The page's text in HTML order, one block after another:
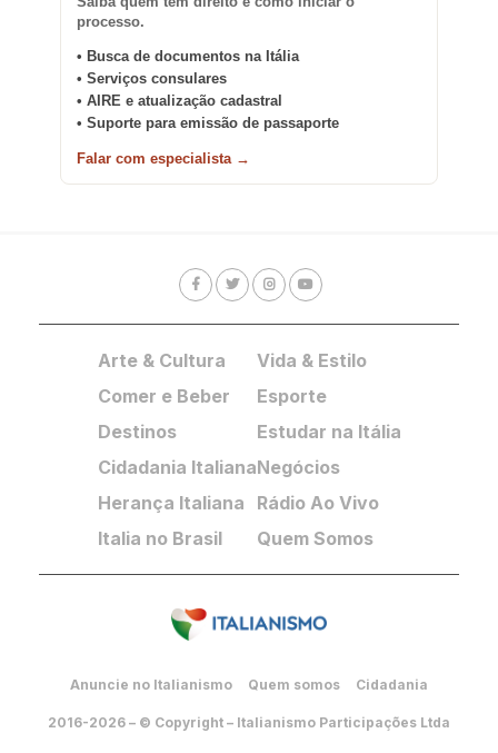
processo.
• Busca de documentos na Itália
• Serviços consulares
• AIRE e atualização cadastral
• Suporte para emissão de passaporte
Falar com especialista →
Arte & Cultura
Comer e Beber
Destinos
Cidadania Italiana
Herança Italiana
Italia no Brasil
Vida & Estilo
Esporte
Estudar na Itália
Negócios
Rádio Ao Vivo
Quem Somos
Anuncie no Italianismo Quem somos Cidadania
2016-2026 – © Copyright – Italianismo Participações Ltda